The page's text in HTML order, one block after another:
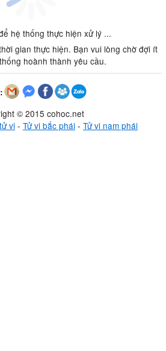
hệ thống thực hiện xử lý ...
gian thực hiện. Bạn vui lòng chờ đợi ít
hoành thành yêu cầu.
© 2015 cohoc.net
vi- Tử vi bắc phái- Tử vi nam phái